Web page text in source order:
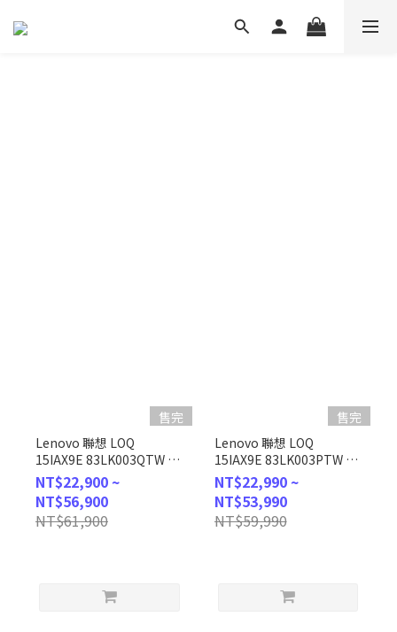
售完
Lenovo 聯想 LOQ
15IAX9E 83LK003QTW 灰
(i5-12450HX/16G/512G
SSD/RTX 4050
6G/W11/FHD/15.6) 客製化
電競筆電
NT$22,900 ~
NT$56,900
NT$61,900
售完
Lenovo 聯想 LOQ
15IAX9E 83LK003PTW 灰
(i5-12450HX/16G/512G
SSD/RTX 3050-
6G/W11/FHD/15.6) 客製化
電競筆電
NT$22,990 ~
NT$53,990
NT$59,990